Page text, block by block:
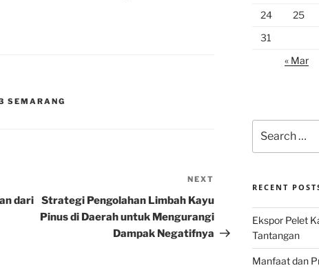
SEMARANG
dari
Post
NEXT
Strategi Pengolahan Limbah Kayu
Pinus di Daerah untuk Mengurangi
Dampak Negatifnya
24
25
31
« Mar
for:
RECENT
Ekspor Pelet
Tantangan
Manfaat dan